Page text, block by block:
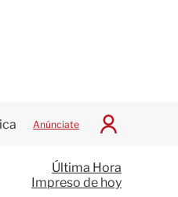
Anúnciate
I
c
i
Última Hora
Impreso de hoy